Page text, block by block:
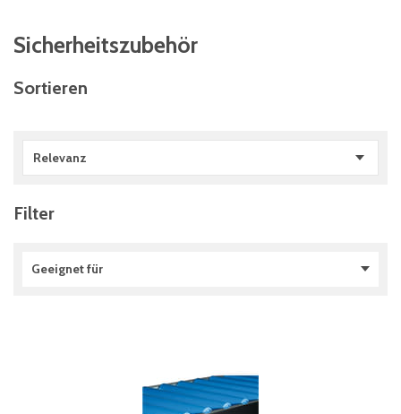
Sicherheitszubehör
Sortieren
Relevanz
Filter
Geeignet für